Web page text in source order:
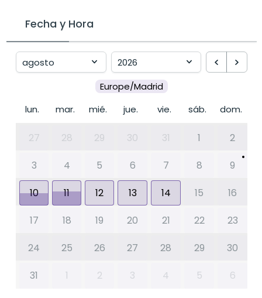
Fecha y Hora
Europe/Madrid
lun.
mar. mié. jue. vie. sáb. dom.
27 28 29 30 31 1 2
3 4 5 6 7 8 9
10 11 12 13 14 15 16
17 18 19 20 21 22 23
24 25 26 27 28 29 30
31 1 2 3 4 5 6